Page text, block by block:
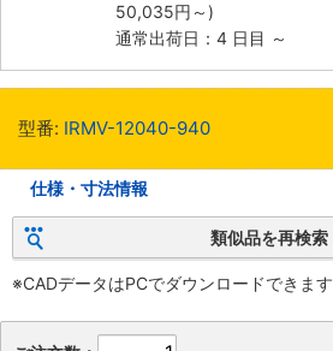
50,035円 ～)
通常出荷日：4 日目 ～
型番: IRMV-12040-940
仕様・寸法情報
類似品を再検索
※CADデータはPCでダウンロードできます